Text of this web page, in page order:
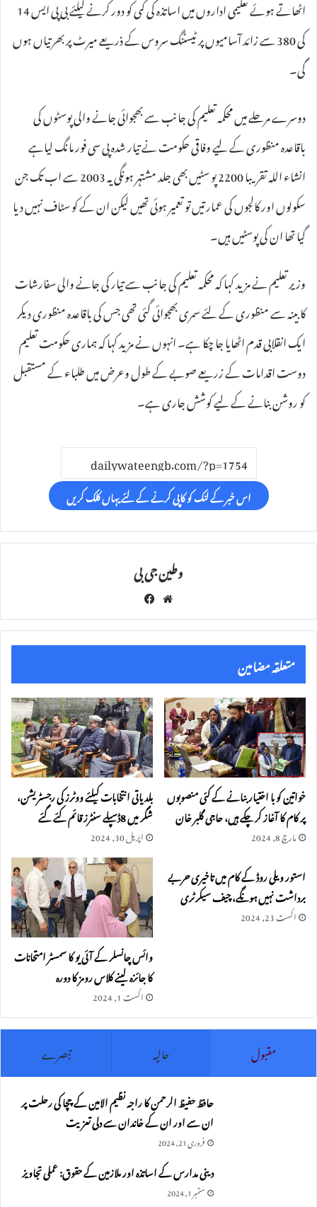
اٹھاتے ہوئے تعلیمی اداروں میں اساتذہ کی کمی کو دور کرنے کیلئے بی پی ایس 14
کی 380 سے زائد آسامیوں پر ٹیسٹنگ سروس کے ذریعے میرٹ پر بھرتیاں ہوں
گی۔
دوسرے مرحلے میں محکمہ تعلیم کی جانب سے بھجوائی جانے والی پوسٹوں کی
باقاعدہ منظوری کے لیے وفاقی حکومت نے تیار شدہ پی سی فور مانگ لیاہے
انشاء اللہ تقریبا 2200 پو سٹیں بھی جلد مشتہر ہونگی یہ 2003 سے اب تک جن
سکولوں اور کالجوں کی عمارتیں تو تعمیر ہوئی تھیں لیکن ان کے کو سٹاف نہیں دیا
گیا تھا ان کی پوسٹیں ہیں۔
وزیر تعلیم نے مزید کہا کہ محکمہ تعلیم کی جانب سے تیار کی جانے والی سفارشات
کابینہ سے منظوری کے لئے سمری بھجوائی گئی تھی جس کی باقاعدہ منظوری دیکر
ایک انقلابی قدم اٹھایا جا چکا ہے۔ انہوں نے مزید کہا کہ ہماری حکومت تعلیم
دوست اقدامات کے زریعے صوبے کے طول وعرض میں طلباء کے مستقبل
کو روشن بنانے کے لیے کوشش جاری ہے۔
اس خبر کے لنک کو کاپی کرنے کے لئے یہاں کلک کریں
وطین جی بی
We
bsi
te
eb
oo
k
متعلقہ مضامین
خواتین کو با اختیار بنانے کے کئی منصوبوں
پر کام کا آغاز کر چکے ہیں، حاجی گلبر خان
مارچ 8, 2024
بلدیاتی انتخابات کیلئے ووٹرز کی رجسٹریشن،
شگر میں 8ڈسپلے سنٹرز قائم کئے گئے
اپریل 30, 2024
استور ویلی روڈ کے کام میں تاخیری حربے
برداشت نہیں ہونگے، چیف سیکرٹری
اگست 23, 2024
وائس چانسلر کے آئی یو کا سمسٹر امتحانات
کا جائزہ لینے کلاس رومز کا دورہ
اگست 1, 2024
مقبول حالیہ تبصرے
حافظ حفیظ الرحمن کا راجہ نظیم الامین کے چچا کی رحلت پر
ان سے اور ان کے خاندان سے دلی تعزیت
فروری 21, 2024
دینی مدارس کے اساتذہ اور ملازمین کے حقوق: عملی تجاویز
ستمبر 1, 2024